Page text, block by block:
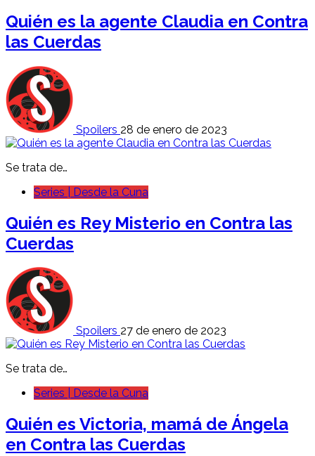
Quién es la agente Claudia en Contra
las Cuerdas
Spoilers 28 de enero de 2023
Se trata de…
Series | Desde la Cuna
Quién es Rey Misterio en Contra las
Cuerdas
Spoilers 27 de enero de 2023
Se trata de…
Series | Desde la Cuna
Quién es Victoria, mamá de Ángela
en Contra las Cuerdas